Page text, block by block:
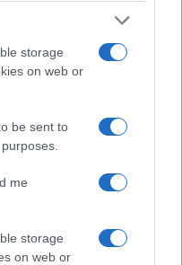
storage
on web or
be sent to
me
storage
on web or
τις ειδήσεις!